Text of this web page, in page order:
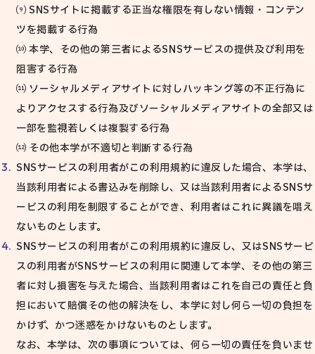
⑼ SNSサイトに掲載する正当な権限を有しない情報・コンテン
ツを掲載する行為
⑽ 本学、その他の第三者によるSNSサービスの提供及び利用を
阻害する行為
⑾ ソーシャルメディアサイトに対しハッキング等の不正行為に
よりアクセスする行為及びソーシャルメディアサイトの全部又は
一部を監視若しくは複製する行為
⑿ その他本学が不適切と判断する行為
SNSサービスの利用者がこの利用規約に違反した場合、本学は、
当該利用者による書込みを削除し、又は当該利用者によるSNSサ
ービスの利用を制限することができ、利用者はこれに異議を唱え
ないものとします。
SNSサービスの利用者がこの利用規約に違反し、又はSNSサービ
スの利用者がSNSサービスの利用に関連して本学、その他の第三
者に対し損害を与えた場合、当該利用者はこれを自己の責任と負
担において賠償その他の解決をし、本学に対し何ら一切の負担を
かけず、かつ迷惑をかけないものとします。
なお、本学は、次の事項については、何ら一切の責任を負いませ